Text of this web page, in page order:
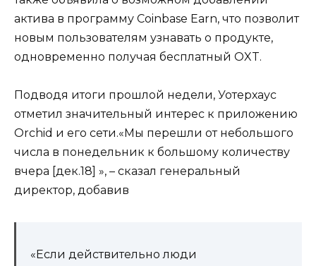
актива в программу Coinbase Earn, что позволит
новым пользователям узнавать о продукте,
одновременно получая бесплатный OXT.
Подводя итоги прошлой недели, Уотерхаус
отметил значительный интерес к приложению
Orchid и его сети.«Мы перешли от небольшого
числа в понедельник к большому количеству
вчера [дек.18] », – сказал генеральный
директор, добавив
«Если действительно люди